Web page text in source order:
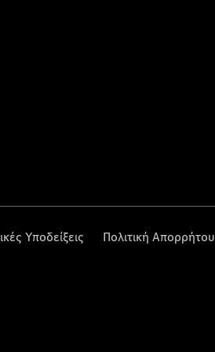
Υποδείξεις Πολιτική Απορρήτου